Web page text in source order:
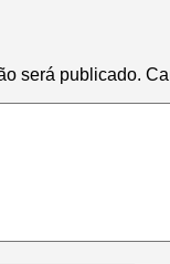
será publicado.